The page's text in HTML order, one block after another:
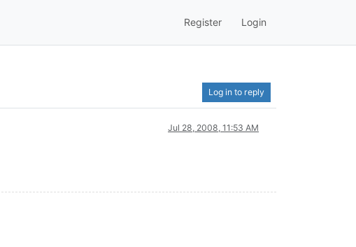
Register Login
Log in to reply
Jul 28, 2008, 11:53 AM